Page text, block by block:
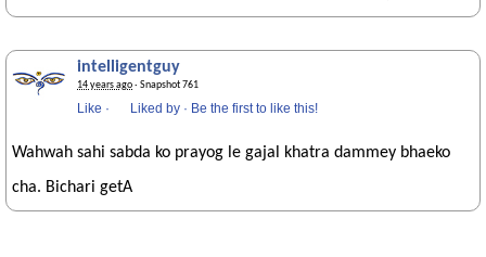
intelligentguy
14 years ago· Snapshot 761
Like · Liked by · Be the first to like this!
Wahwah sahi sabda ko prayog le gajal khatra dammey bhaeko
cha. Bichari getA